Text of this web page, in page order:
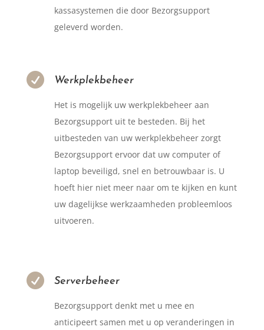
kassasystemen die door Bezorgsupport
geleverd worden.
 Werkplekbeheer
Het is mogelijk uw werkplekbeheer aan
Bezorgsupport uit te besteden. Bij het
uitbesteden van uw werkplekbeheer zorgt
Bezorgsupport ervoor dat uw computer of
laptop beveiligd, snel en betrouwbaar is. U
hoeft hier niet meer naar om te kijken en kunt
uw dagelijkse werkzaamheden probleemloos
uitvoeren.
 Serverbeheer
Bezorgsupport denkt met u mee en
anticipeert samen met u op veranderingen in